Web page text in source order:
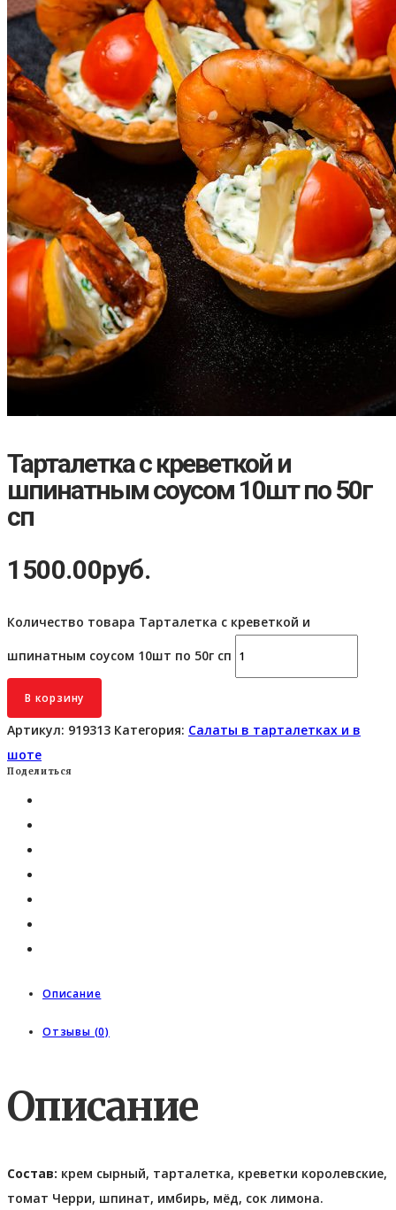
Тарталетка с креветкой и
шпинатным соусом 10шт по 50г
сп
1500.00руб.
Количество товара Тарталетка с креветкой и
шпинатным соусом 10шт по 50г сп
В корзину
Артикул: 919313 Категория: Салаты в тарталетках и в
шоте
Поделиться
Описание
Отзывы (0)
Описание
Состав: крем сырный, тарталетка, креветки королевские,
томат Черри, шпинат, имбирь, мёд, сок лимона.